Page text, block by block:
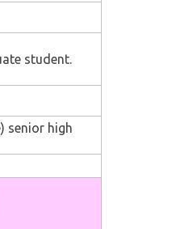
student.
senior high